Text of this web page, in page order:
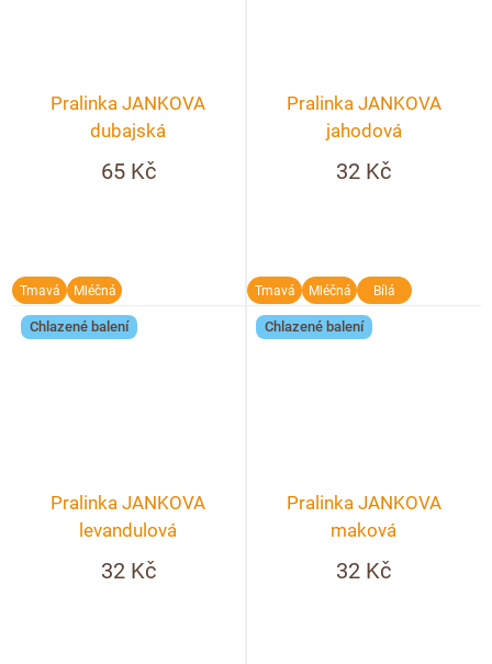
Pralinka JANKOVA
dubajská
65 Kč
Tmavá Mléčná
Pralinka JANKOVA
jahodová
32 Kč
Tmavá Mléčná Bílá
Chlazené balení
Pralinka JANKOVA
levandulová
32 Kč
Chlazené balení
Pralinka JANKOVA
maková
32 Kč